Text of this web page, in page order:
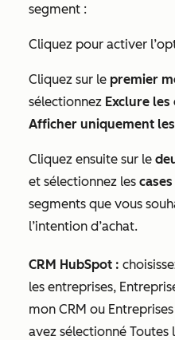
segment :
Cliquez pour activer
Cliquez sur le premier
sélectionnez Exclure
Afficher uniquement
Cliquez ensuite sur le
et sélectionnez les
segments que vous
l’intention d’achat.
CRM HubSpot :
les entreprises,
mon CRM ou
avez sélectionné Toutes